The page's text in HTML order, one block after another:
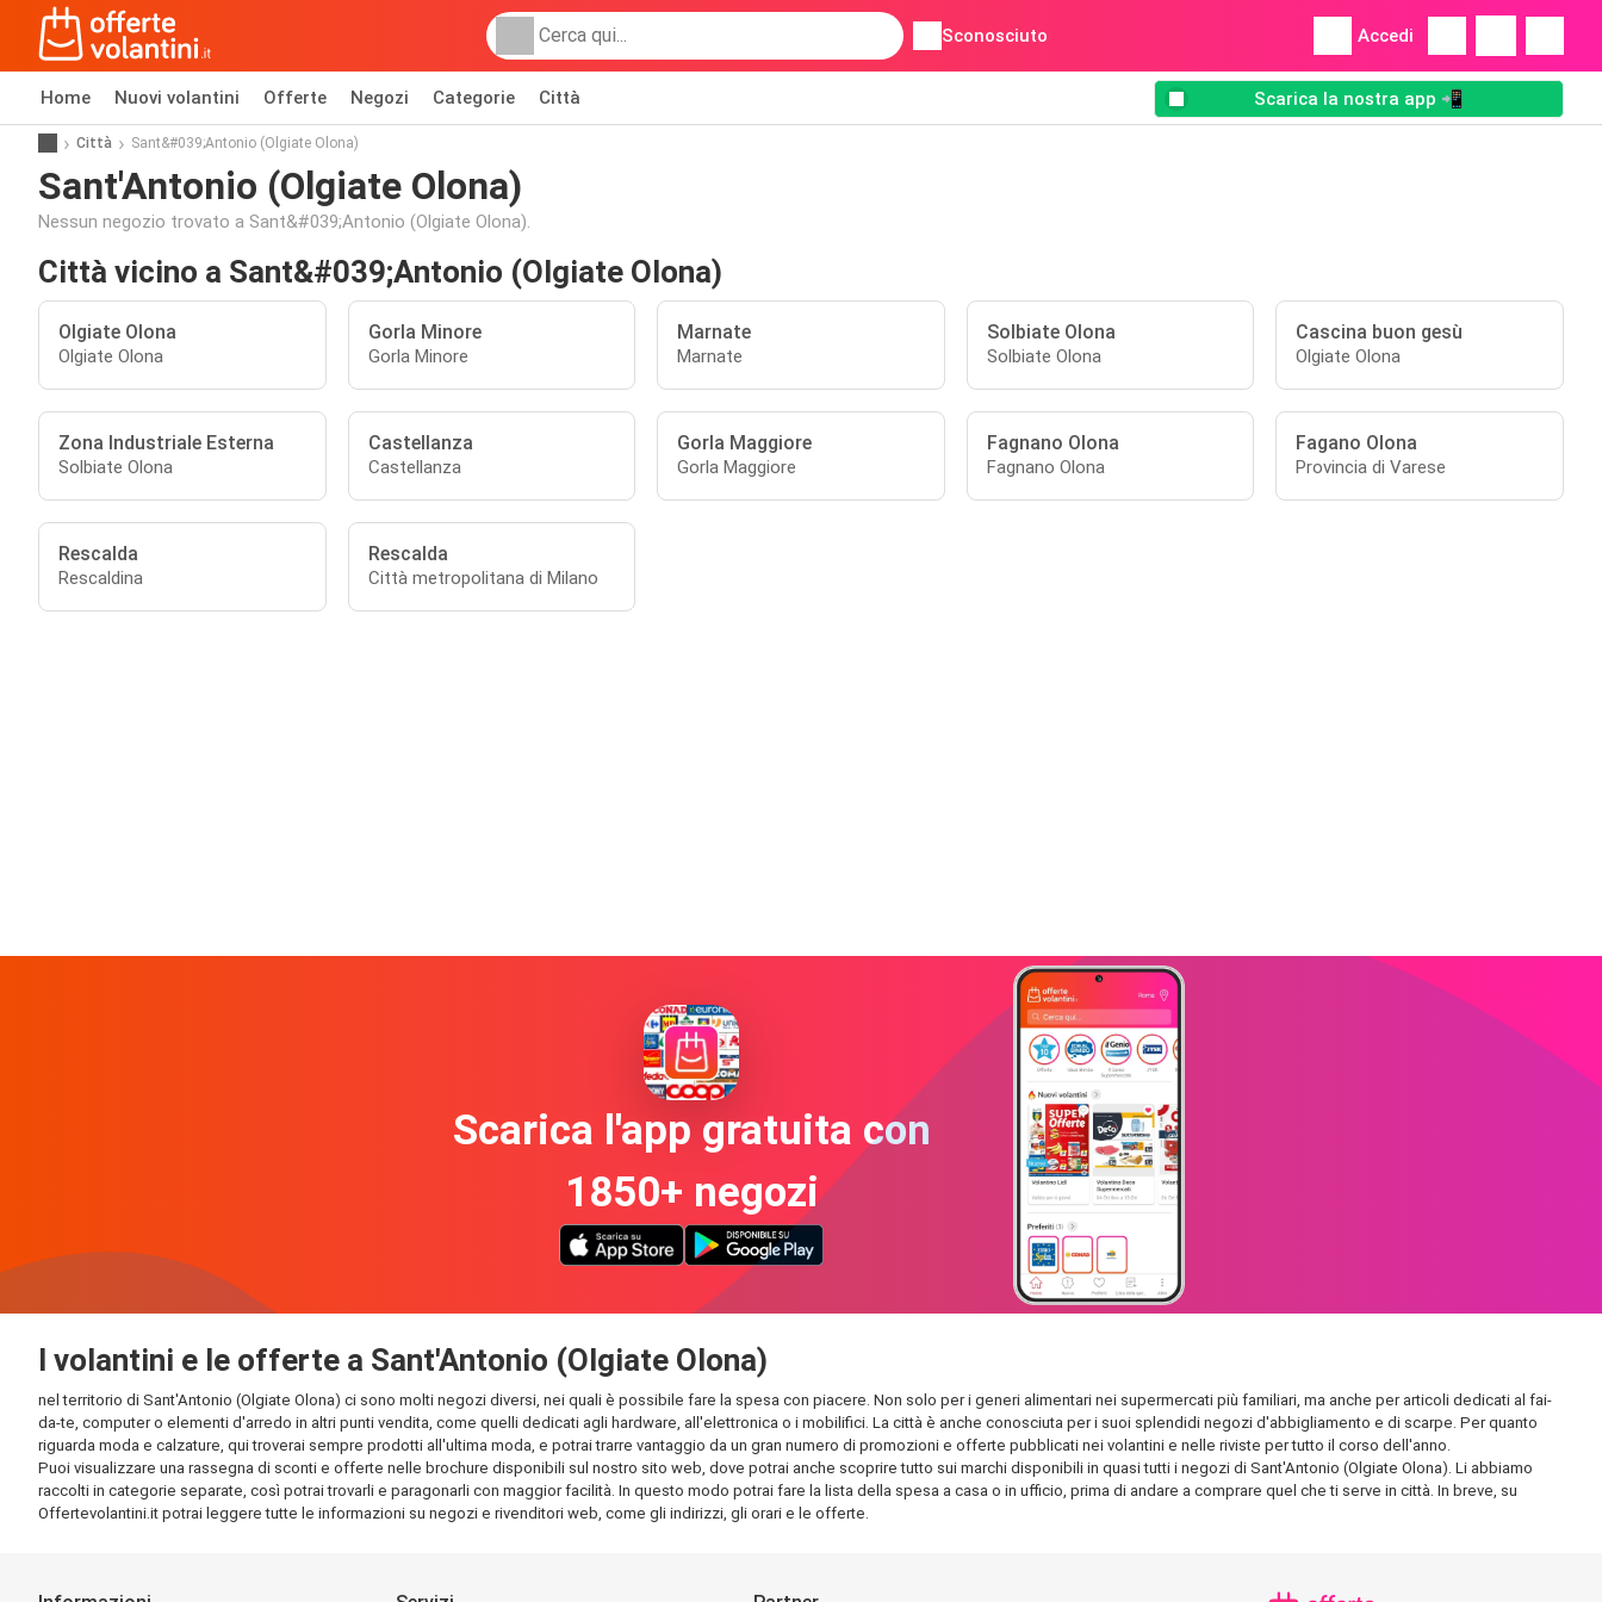
Sconosciuto Accedi
Home Nuovi volantini Offerte Negozi Categorie Città Scarica la nostra app 📲
Città Sant&#039;Antonio (Olgiate Olona)
Sant'Antonio (Olgiate Olona)
Nessun negozio trovato a Sant&#039;Antonio (Olgiate Olona).
Città vicino a Sant&#039;Antonio (Olgiate Olona)
Olgiate Olona
Olgiate Olona
Gorla Minore
Gorla Minore
Marnate
Marnate
Solbiate Olona
Solbiate Olona
Cascina buon gesù
Olgiate Olona
Zona Industriale Esterna
Solbiate Olona
Castellanza
Castellanza
Gorla Maggiore
Gorla Maggiore
Fagnano Olona
Fagnano Olona
Fagano Olona
Provincia di Varese
Rescalda
Rescaldina
Rescalda
Città metropolitana di Milano
Scarica l'app gratuita con
1850+ negozi
I volantini e le offerte a Sant'Antonio (Olgiate Olona)
nel territorio di Sant'Antonio (Olgiate Olona) ci sono molti negozi diversi, nei quali è possibile fare la spesa con piacere. Non solo per i generi alimentari nei supermercati più familiari, ma anche per articoli dedicati al fai-
da-te, computer o elementi d'arredo in altri punti vendita, come quelli dedicati agli hardware, all'elettronica o i mobilifici. La città è anche conosciuta per i suoi splendidi negozi d'abbigliamento e di scarpe. Per quanto
riguarda moda e calzature, qui troverai sempre prodotti all'ultima moda, e potrai trarre vantaggio da un gran numero di promozioni e offerte pubblicati nei volantini e nelle riviste per tutto il corso dell'anno.
Puoi visualizzare una rassegna di sconti e offerte nelle brochure disponibili sul nostro sito web, dove potrai anche scoprire tutto sui marchi disponibili in quasi tutti i negozi di Sant'Antonio (Olgiate Olona). Li abbiamo
raccolti in categorie separate, così potrai trovarli e paragonarli con maggior facilità. In questo modo potrai fare la lista della spesa a casa o in ufficio, prima di andare a comprare quel che ti serve in città. In breve, su
Offertevolantini.it potrai leggere tutte le informazioni su negozi e rivenditori web, come gli indirizzi, gli orari e le offerte.